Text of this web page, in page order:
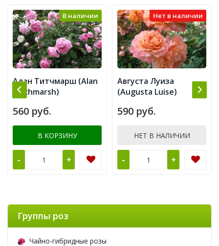
В наличии
Алан Титчмарш (Alan
Titchmarsh)
560 руб.
В КОРЗИНУ
- +
Нет в наличии
Августа Луиза
(Augusta Luise)
590 руб.
НЕТ В НАЛИЧИИ
- +
Группы роз
Чайно-гибридные розы